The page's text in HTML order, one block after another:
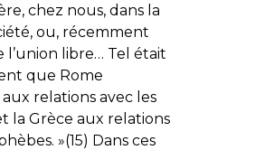
chez nous, dans la
ou, récemment
l’union libre… Tel était
que Rome
relations avec les
la Grèce aux relations
»(15) Dans ces